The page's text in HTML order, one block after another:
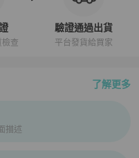
檢查
驗證通過出貨
平台發貨給買家
了解更多
驗流程介紹
描述